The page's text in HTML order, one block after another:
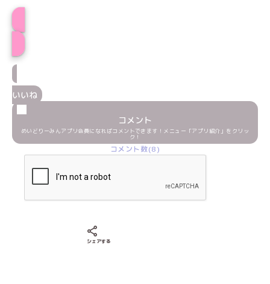
いいね
コメント
めいどりーみんアプリ会員になればコメントできます！メニュー「アプリ紹介」をクリッ
ク！
コメント数(8)
シェアする